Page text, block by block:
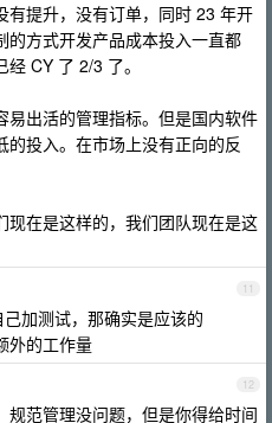
有提升，没有订单，同时 23 年开
的方式开发产品成本投入一直都
CY 了 2/3 了。
易出活的管理指标。但是国内软件
的投入。在市场上没有正向的反
现在是这样的，我们团队现在是这
11
加测试，那确实是应该的
外的工作量
12
范管理没问题，但是你得给时间